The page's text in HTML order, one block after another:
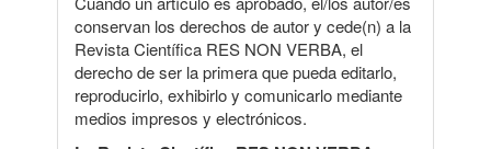
conservan los derechos de autor y cede(n) a la
Revista Científica RES NON VERBA, el
derecho de ser la primera que pueda editarlo,
reproducirlo, exhibirlo y comunicarlo mediante
medios impresos y electrónicos.